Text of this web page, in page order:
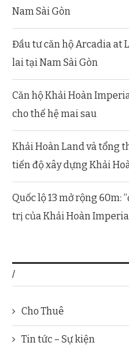
Nam Sài Gòn
Đầu tư căn hộ Arcadia at
lai tại Nam Sài Gòn
Căn hộ Khải Hoàn
cho thế hệ mai sau
Khải Hoàn Land và tổng
tiến độ xây dựng Khải
Quốc lộ 13 mở rộng 60m:
trị của Khải Hoàn
/
Cho Thuê
Tin tức – Sự kiện